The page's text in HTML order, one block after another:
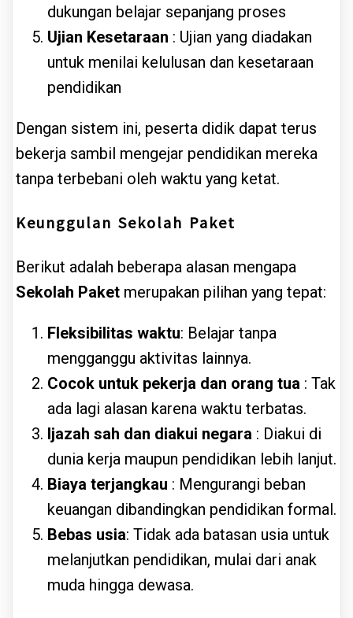
dukungan belajar sepanjang proses
Ujian Kesetaraan : Ujian yang diadakan
untuk menilai kelulusan dan kesetaraan
pendidikan
Dengan sistem ini, peserta didik dapat terus
bekerja sambil mengejar pendidikan mereka
tanpa terbebani oleh waktu yang ketat.
Keunggulan Sekolah Paket
Berikut adalah beberapa alasan mengapa
Sekolah Paket merupakan pilihan yang tepat:
Fleksibilitas waktu: Belajar tanpa
mengganggu aktivitas lainnya.
Cocok untuk pekerja dan orang tua : Tak
ada lagi alasan karena waktu terbatas.
Ijazah sah dan diakui negara : Diakui di
dunia kerja maupun pendidikan lebih lanjut.
Biaya terjangkau : Mengurangi beban
keuangan dibandingkan pendidikan formal.
Bebas usia: Tidak ada batasan usia untuk
melanjutkan pendidikan, mulai dari anak
muda hingga dewasa.